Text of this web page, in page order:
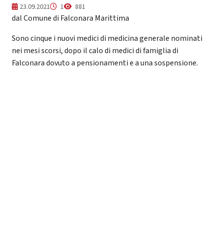
23.09.2021 1 881
dal Comune di Falconara Marittima
Sono cinque i nuovi medici di medicina generale nominati
nei mesi scorsi, dopo il calo di medici di famiglia di
Falconara dovuto a pensionamenti e a una sospensione.